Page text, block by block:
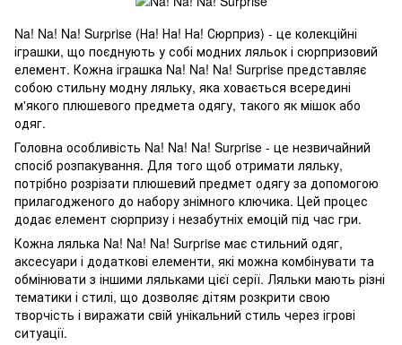
Na! Na! Na! Surprise (На! На! На! Сюрприз) - це колекційні
іграшки, що поєднують у собі модних ляльок і сюрпризовий
елемент. Кожна іграшка Na! Na! Na! Surprise представляє
собою стильну модну ляльку, яка ховається всередині
м'якого плюшевого предмета одягу, такого як мішок або
одяг.
Головна особливість Na! Na! Na! Surprise - це незвичайний
спосіб розпакування. Для того щоб отримати ляльку,
потрібно розрізати плюшевий предмет одягу за допомогою
прилагодженого до набору знімного ключика. Цей процес
додає елемент сюрпризу і незабутніх емоцій під час гри.
Кожна лялька Na! Na! Na! Surprise має стильний одяг,
аксесуари і додаткові елементи, які можна комбінувати та
обмінювати з іншими ляльками цієї серії. Ляльки мають різні
тематики і стилі, що дозволяє дітям розкрити свою
творчість і виражати свій унікальний стиль через ігрові
ситуації.